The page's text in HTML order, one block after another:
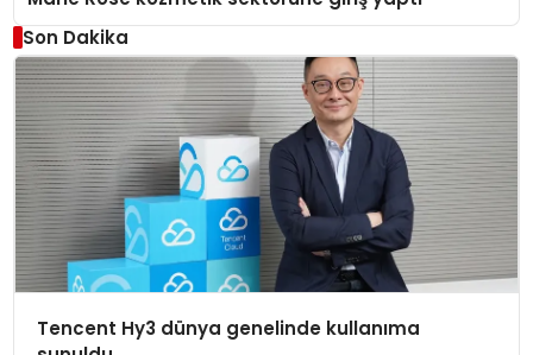
Son Dakika
Tencent Hy3 dünya genelinde kullanıma